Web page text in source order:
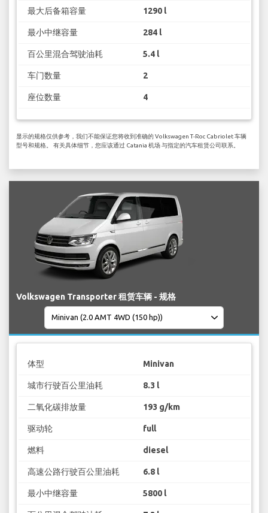
最大后备箱容量 1290 l
最小中继容量 284 l
百公里混合驾驶油耗 5.4 l
车门数量 2
座位数量 4
显示的规格仅供参考，我们不能保证您将收到准确的 Volkswagen T-Roc Cabriolet 车辆
型号和规格。 有关具体细节，您应该通过 Catania 机场 与指定的汽车租赁公司联系。
Volkswagen Transporter 租赁车辆 - 规格
体型 Minivan
城市行驶百公里油耗 8.3 l
二氧化碳排放量 193 g/km
驱动轮 full
燃料 diesel
高速公路行驶百公里油耗 6.8 l
最小中继容量 5800 l